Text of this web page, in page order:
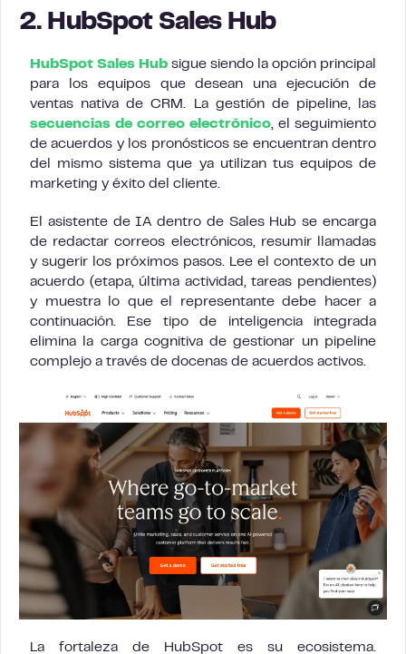
2. HubSpot Sales Hub
HubSpot Sales Hub sigue siendo la opción principal
para los equipos que desean una ejecución de
ventas nativa de CRM. La gestión de pipeline, las
secuencias de correo electrónico , el seguimiento
de acuerdos y los pronósticos se encuentran dentro
del mismo sistema que ya utilizan tus equipos de
marketing y éxito del cliente.
El asistente de IA dentro de Sales Hub se encarga
de redactar correos electrónicos, resumir llamadas
y sugerir los próximos pasos. Lee el contexto de un
acuerdo (etapa, última actividad, tareas pendientes)
y muestra lo que el representante debe hacer a
continuación. Ese tipo de inteligencia integrada
elimina la carga cognitiva de gestionar un pipeline
complejo a través de docenas de acuerdos activos.
La fortaleza de HubSpot es su ecosistema.